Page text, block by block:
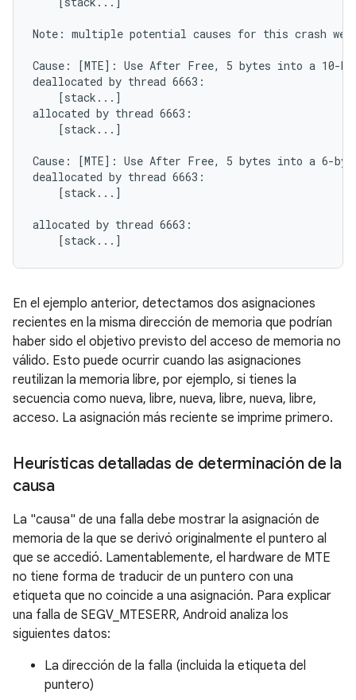
Note: multiple potential causes for this crash
Cause: [MTE]: Use After Free, 5 bytes into a 10-
deallocated by thread 6663:
    [stack...]
allocated by thread 6663:
    [stack...]
Cause: [MTE]: Use After Free, 5 bytes into a 6-
deallocated by thread 6663:
    [stack...]
allocated by thread 6663:
    [stack...]
En el ejemplo anterior, detectamos dos asignaciones
recientes en la misma dirección de memoria que podrían
haber sido el objetivo previsto del acceso de memoria no
válido. Esto puede ocurrir cuando las asignaciones
reutilizan la memoria libre, por ejemplo, si tienes la
secuencia como nueva, libre, nueva, libre, nueva, libre,
acceso. La asignación más reciente se imprime primero.
Heurísticas detalladas de determinación de la
causa
La "causa" de una falla debe mostrar la asignación de
memoria de la que se derivó originalmente el puntero al
que se accedió. Lamentablemente, el hardware de MTE
no tiene forma de traducir de un puntero con una
etiqueta que no coincide a una asignación. Para explicar
una falla de SEGV_MTESERR, Android analiza los
siguientes datos:
La dirección de la falla (incluida la etiqueta del
puntero)